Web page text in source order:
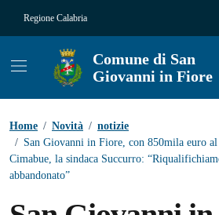
Regione Calabria
Comune di San
Giovanni in Fiore
Home / Novità / notizie
/ San Giovanni in Fiore, con 850mila euro
Cimabue, la sindaca Succurro:
abbandonato”